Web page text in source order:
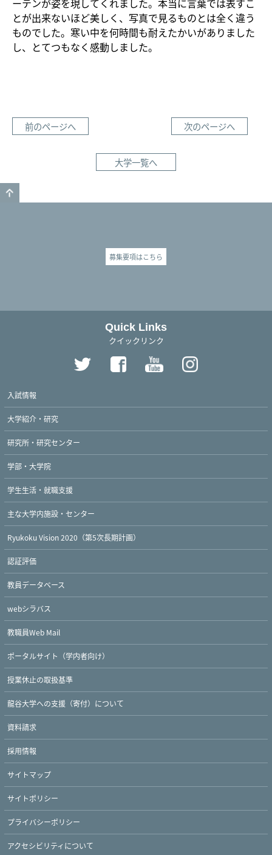
とが出来ないほど美しく、写真で見るものとは全く違う
ものでした。寒い中を何時間も耐えたかいがありました
し、とてつもなく感動しました。
前のページへ 次のページへ
大学一覧へ
募集要項はこちら
Quick Links
クイックリンク
Twitter FacebookYouTube
入試情報
大学紹介・研究
研究所・研究センター
学部・大学院
学生生活・就職支援
主な大学内施設・センター
Ryukoku Vision 2020（第5次長期計画）
認証評価
教員データベース
webシラバス
教職員Web Mail
ポータルサイト（学内者向け）
授業休止の取扱基準
龍谷大学への支援（寄付）について
資料請求
採用情報
サイトマップ
サイトポリシー
プライバシーポリシー
アクセシビリティについて